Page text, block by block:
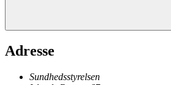
Adresse
Sundhedsstyrelsen